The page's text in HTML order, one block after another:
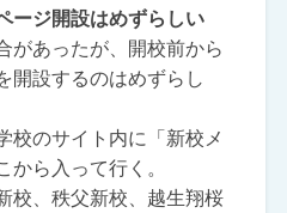
ージ開設はめずらしい
あったが、開校前から
開設するのはめずらし
のサイト内に「新校メ
ら入って行く。
校、秩父新校、越生翔桜